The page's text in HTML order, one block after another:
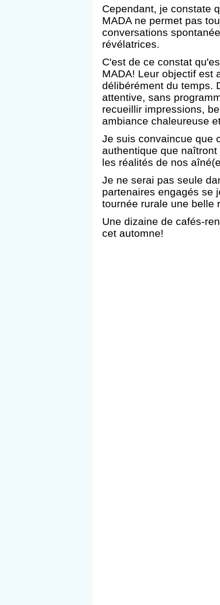
Cependant, je constate
MADA ne permet pas
conversations
révélatrices.
C'est de ce constat
MADA! Leur objectif est
délibérément du temps.
attentive, sans
recueillir impressions,
ambiance chaleureuse
Je suis convaincue que
authentique que
les réalités de nos
Je ne serai pas seule
partenaires engagés se
tournée rurale une
Une dizaine de cafés-
cet automne!